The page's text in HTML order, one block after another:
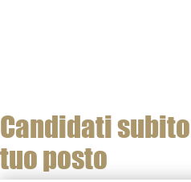
Candidati
tuo posto